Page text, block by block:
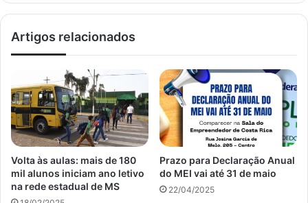
Artigos relacionados
Volta às aulas: mais de 180
mil alunos iniciam ano letivo
na rede estadual de MS
Prazo para Declaração Anual
do MEI vai até 31 de maio
22/04/2025